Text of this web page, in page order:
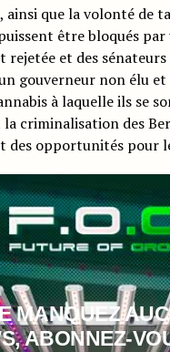
que la volonté de
être bloqués
rejetée et des
gouverneur non élu et
à laquelle ils se
criminalisation des
des opportunités pour
MANQUEZ
ABONNEZ-